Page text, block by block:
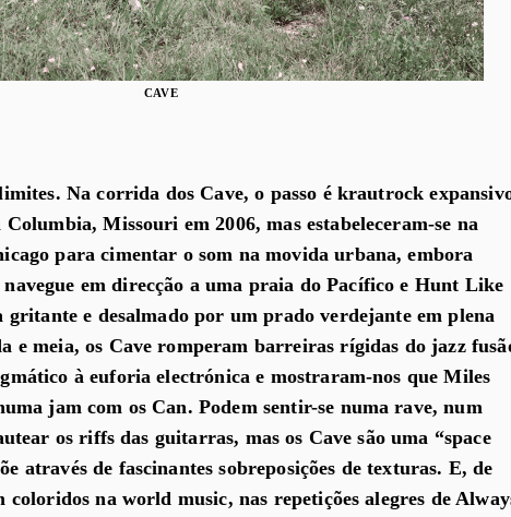
CAVE
Na corrida dos Cave, o passo é krautrock
Missouri em 2006, mas estabeleceram-se na
para cimentar o som na movida urbana, embora
em direcção a uma praia do Pacífico e Hunt Like
gritante e desalmado por um prado verdejante em plena
e meia, os Cave romperam barreiras rígidas do jazz
à euforia electrónica e mostraram-nos que Miles
jam com os Can. Podem sentir-se numa rave, num
os riffs das guitarras, mas os Cave são uma “space
através de fascinantes sobreposições de texturas. E, de
coloridos na world music, nas repetições alegres de